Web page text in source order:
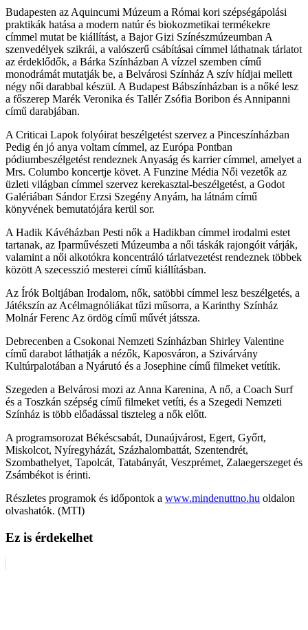
Budapesten az Aquincumi Múzeum a Római kori szépségápolási
praktikák hatása a modern natúr és biokozmetikai termékekre
címmel mutat be kiállítást, a Bajor Gizi Színészmúzeumban A
szenvedélyek szikrái, a valószerű csábításai címmel láthatnak tárlatot
az érdeklődők, a Bárka Színházban A vízzel szemben című
monodrámát mutatják be, a Belvárosi Színház A szív hídjai mellett
négy női darabbal készül. A Budapest Bábszínházban is a nőké lesz
a főszerep Marék Veronika és Tallér Zsófia Boribon és Annipanni
című darabjában.
A Criticai Lapok folyóirat beszélgetést szervez a Pinceszínházban
Pedig én jó anya voltam címmel, az Európa Pontban
pódiumbeszélgetést rendeznek Anyaság és karrier címmel, amelyet a
Mrs. Columbo koncertje követ. A Funzine Média Női vezetők az
üzleti világban címmel szervez kerekasztal-beszélgetést, a Godot
Galériában Sándor Erzsi Szegény Anyám, ha látnám című
könyvének bemutatójára kerül sor.
A Hadik Kávéházban Pesti nők a Hadikban címmel irodalmi estet
tartanak, az Iparművészeti Múzeumba a női táskák rajongóit várják,
valamint a női alkotókra koncentráló tárlatvezetést rendeznek többek
között A szecesszió mesterei című kiállításban.
Az Írók Boltjában Irodalom, nők, satöbbi címmel lesz beszélgetés, a
Játékszín az Acélmagnóliákat tűzi műsorra, a Karinthy Színház
Molnár Ferenc Az ördög című művét játssza.
Debrecenben a Csokonai Nemzeti Színházban Shirley Valentine
című darabot láthatják a nézők, Kaposváron, a Szivárvány
Kultúrpalotában a Nyárutó és a Josephine című filmeket vetítik.
Szegeden a Belvárosi mozi az Anna Karenina, A nő, a Coach Surf
és a Toszkán szépség című filmeket vetíti, és a Szegedi Nemzeti
Színház is több előadással tiszteleg a nők előtt.
A programsorozat Békéscsabát, Dunaújvárost, Egert, Győrt,
Miskolcot, Nyíregyházát, Százhalombattát, Szentendrét,
Szombathelyet, Tapolcát, Tatabányát, Veszprémet, Zalaegerszeget és
Zsámbékot is érinti.
Részletes programok és időpontok a www.mindenuttno.hu oldalon
olvashatók. (MTI)
Ez is érdekelhet